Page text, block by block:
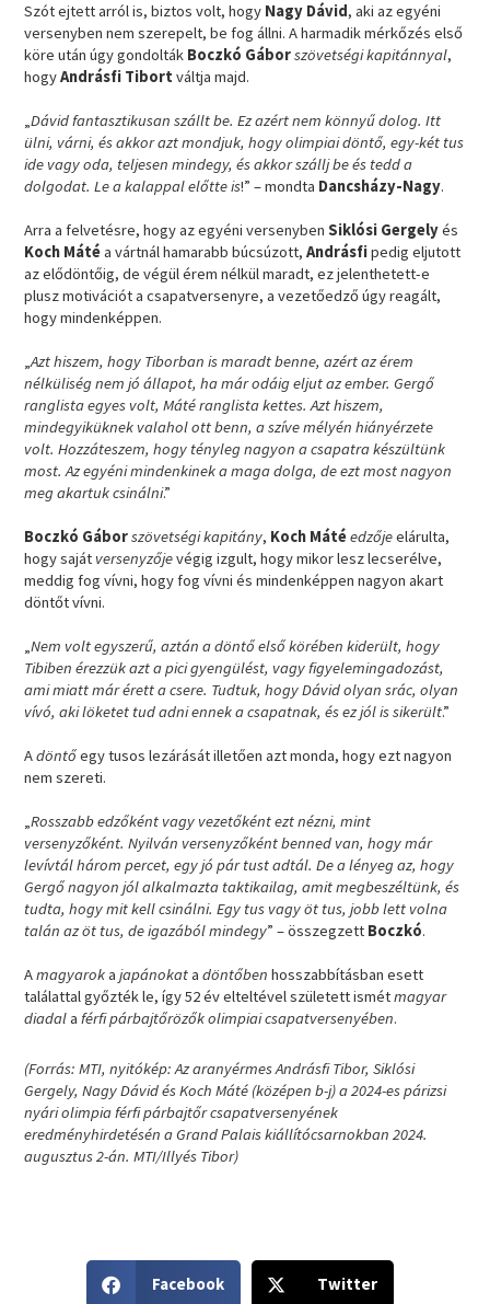
Szót ejtett arról is, biztos volt, hogy Nagy Dávid, aki az egyéni
versenyben nem szerepelt, be fog állni. A harmadik mérkőzés első
köre után úgy gondolták Boczkó Gáborszövetségi kapitánnyal,
hogyAndrásfi Tibortváltja majd.
„Dávid fantasztikusan szállt be. Ez azért nem könnyű dolog. Itt
ülni, várni, és akkor azt mondjuk, hogy olimpiai döntő, egy-két tus
ide vagy oda, teljesen mindegy, és akkor szállj be és tedd a
dolgodat. Le a kalappal előtte is!” – mondta Dancsházy-Nagy.
Arra a felvetésre, hogy az egyéni versenybenSiklósi Gergelyés
Koch Mátéa vártnál hamarabb búcsúzott,Andrásfipedig eljutott
az elődöntőig, de végül érem nélkül maradt, ez jelenthetett-e
plusz motivációt a csapatversenyre, a vezetőedző úgy reagált,
hogy mindenképpen.
„Azt hiszem, hogy Tiborban is maradt benne, azért az érem
nélküliség nem jó állapot, ha már odáig eljut az ember. Gergő
ranglista egyes volt, Máté ranglista kettes. Azt hiszem,
mindegyiküknek valahol ott benn, a szíve mélyén hiányérzete
volt. Hozzáteszem, hogy tényleg nagyon a csapatra készültünk
most. Az egyéni mindenkinek a maga dolga, de ezt most nagyon
meg akartuk csinálni.”
Boczkó Gáborszövetségi kapitány, Koch Mátéedzőjeelárulta,
hogy saját versenyzőjevégig izgult, hogy mikor lesz lecserélve,
meddig fog vívni, hogy fog vívni és mindenképpen nagyon akart
döntőt vívni.
„Nem volt egyszerű, aztán a döntő első körében kiderült, hogy
Tibiben érezzük azt a pici gyengülést, vagy figyelemingadozást,
ami miatt már érett a csere. Tudtuk, hogy Dávid olyan srác, olyan
vívó, aki löketet tud adni ennek a csapatnak, és ez jól is sikerült.”
Adöntőegy tusos lezárását illetően azt monda, hogy ezt nagyon
nem szereti.
„Rosszabb edzőként vagy vezetőként ezt nézni, mint
versenyzőként. Nyilván versenyzőként benned van, hogy már
levívtál három percet, egy jó pár tust adtál. De a lényeg az, hogy
Gergő nagyon jól alkalmazta taktikailag, amit megbeszéltünk, és
tudta, hogy mit kell csinálni. Egy tus vagy öt tus, jobb lett volna
talán az öt tus, de igazából mindegy” – összegzett Boczkó.
Amagyarokajapánokatadöntőbenhosszabbításban esett
találattal győzték le, így 52 év elteltével született ismétmagyar
diadalaférfi párbajtőrözők olimpiai csapatversenyében.
(Forrás: MTI, nyitókép: Az aranyérmes Andrásfi Tibor, Siklósi
Gergely, Nagy Dávid és Koch Máté (középen b-j) a 2024-es párizsi
nyári olimpia férfi párbajtőr csapatversenyének
eredményhirdetésén a Grand Palais kiállítócsarnokban 2024.
augusztus 2-án. MTI/Illyés Tibor)
h
Facebook
h
Twitter